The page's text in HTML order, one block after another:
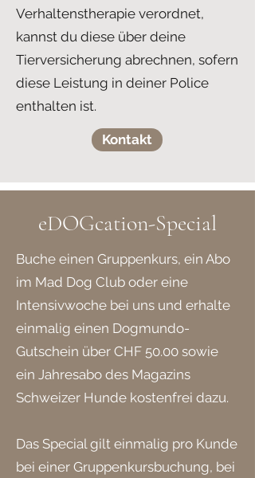
Verhaltenstherapie verordnet,
kannst du diese über deine
Tierversicherung abrechnen, sofern
diese Leistung in deiner Police
enthalten ist.
Kontakt
eDOGcation-Special
Buche einen Gruppenkurs, ein Abo
im Mad Dog Club oder eine
Intensivwoche bei uns und erhalte
einmalig einen Dogmundo-
Gutschein über CHF 50.00 sowie
ein Jahresabo des Magazins
Schweizer Hunde kostenfrei dazu.
Das Special gilt einmalig pro Kunde
bei einer Gruppenkursbuchung, bei